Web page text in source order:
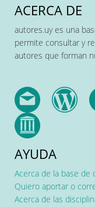
ACERCA DE
autores.uy es una
permite consultar y
autores que forman
AYUDA
Acerca de la base de
Quiero aportar o
Acerca de las